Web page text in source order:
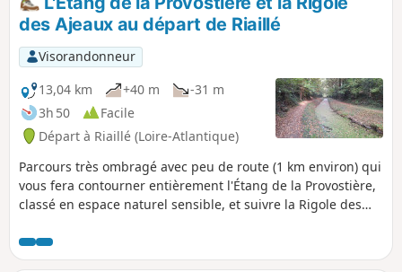
des Ajeaux au départ de Riaillé
Visorandonneur
13,04 km
+40 m
-31 m
3h 50
Facile
Départ à Riaillé (Loire-Atlantique)
Parcours très ombragé avec peu de route (1 km environ) qui
vous fera contourner entièrement l'Étang de la Provostière,
classé en espace naturel sensible, et suivre la Rigole des
l'Étang de Vioreau.Remarque : évitez de vous aventurer
autour de l'étang en période de hautes eaux. Le sentier